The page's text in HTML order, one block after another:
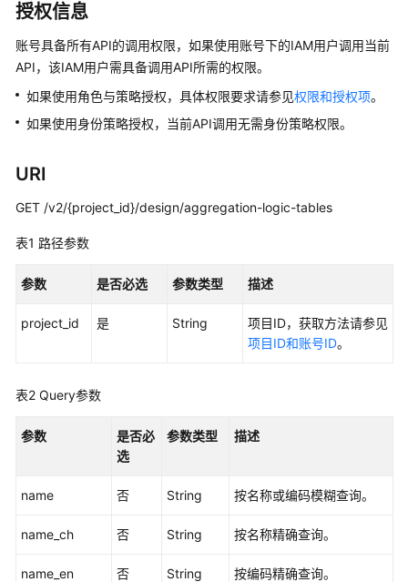
数
据
治
理
方
法
快
速
门
用
指
佳
践
使
授权信息
账号具备所有API的调用权限，如果使用账号下的IAM用户调用当前
API，该IAM用户需具备调用API所需的权限。
如果使用角色与策略授权，具体权限要求请参见权限和授权项。
如果使用身份策略授权，当前API调用无需身份策略权限。
URI
GET /v2/{project_id}/design/aggregation-logic-tables
表1 路径参数
参数 是否必选 参数类型 描述
project_id 是 String
项目ID，获取方法请参见
项目ID和账号ID。
表2 Query参数
参数
是否必
选
参数类型 描述
name 否 String 按名称或编码模糊查询。
name_ch 否 String 按名称精确查询。
name_en 否 String 按编码精确查询。